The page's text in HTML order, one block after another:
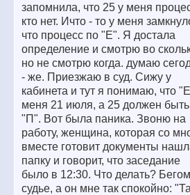
запомнила, что 25 у меня
кто нет. Ичто - то у меня
что процесс по "Е". Я достала
определение и смотрю во
но не смотрю когда. думаю
- же. Приезжаю в суд. Сижу у
кабинета и тут я понимаю, что
меня 21 июля, а 25 должен быть
"П". Вот была паника. Звоню на
работу, женщина, которая со
вместе готовит документы
папку и говорит, что заседание
было в 12:30. Что делать?
судье, а он мне так спокойно: